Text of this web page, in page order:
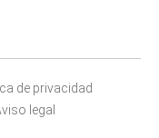
de privacidad
legal